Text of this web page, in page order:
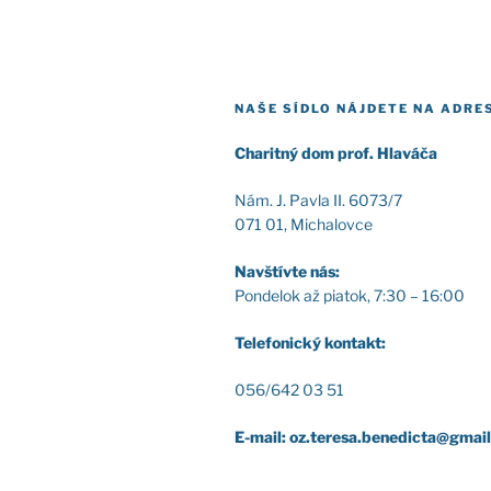
NAŠE SÍDLO NÁJDETE NA
Cha­rit­ný dom prof. Hla­vá­ča
Nám. J. Pav­la II. 6073/7
071 01, Micha­lov­ce
Nav­štív­te nás:
Pon­de­lok až pia­tok, 7:30 – 16:00
Tele­fo­nic­ký kon­takt:
056/642 03 51
E-mail: